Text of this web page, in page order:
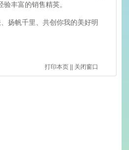
丰富的销售精英。
扬帆千里、共创你我的美好明
打印本页 关闭窗口